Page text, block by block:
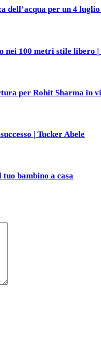
dell’acqua per un 4
100 metri stile libero
per Rohit Sharma in
| Tucker Abele
bambino a casa